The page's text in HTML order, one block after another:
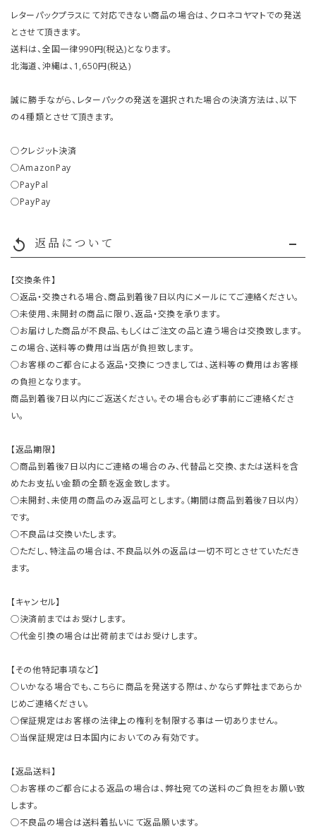
レターパックプラスにて対応できない商品の場合は、クロネコヤマトでの発送
とさせて頂きます。
送料は、全国一律990円(税込)となります。
北海道、沖縄は、1,650円(税込)
誠に勝手ながら、レターパックの発送を選択された場合の決済方法は、以下
の４種類とさせて頂きます。
○クレジット決済
○AmazonPay
○PayPal
○PayPay
replay 返品について
【交換条件】
○返品・交換される場合、商品到着後7日以内にメールにてご連絡ください。
○未使用、未開封の商品に限り、返品・交換を承ります。
○お届けした商品が不良品、もしくはご注文の品と違う場合は交換致します。
この場合、送料等の費用は当店が負担致します。
○お客様のご都合による返品・交換につきましては、送料等の費用はお客様
の負担となります。
商品到着後7日以内にご返送ください。その場合も必ず事前にご連絡くださ
い。
【返品期限】
○商品到着後7日以内にご連絡の場合のみ、代替品と交換、または送料を含
めたお支払い金額の全額を返金致します。
○未開封、未使用の商品のみ返品可とします。（期間は商品到着後7日以内）
です。
○不良品は交換いたします。
○ただし、特注品の場合は、不良品以外の返品は一切不可とさせていただき
ます。
【キャンセル】
○決済前まではお受けします。
○代金引換の場合は出荷前まではお受けします。
【その他特記事項など】
○いかなる場合でも、こちらに商品を発送する際は、かならず弊社まであらか
じめご連絡ください。
○保証規定はお客様の法律上の権利を制限する事は一切ありません。
○当保証規定は日本国内においてのみ有効です。
【返品送料】
○お客様のご都合による返品の場合は、弊社宛ての送料のご負担をお願い致
します。
○不良品の場合は送料着払いにて返品願います。